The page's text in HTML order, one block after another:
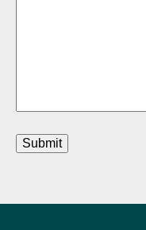
Submit